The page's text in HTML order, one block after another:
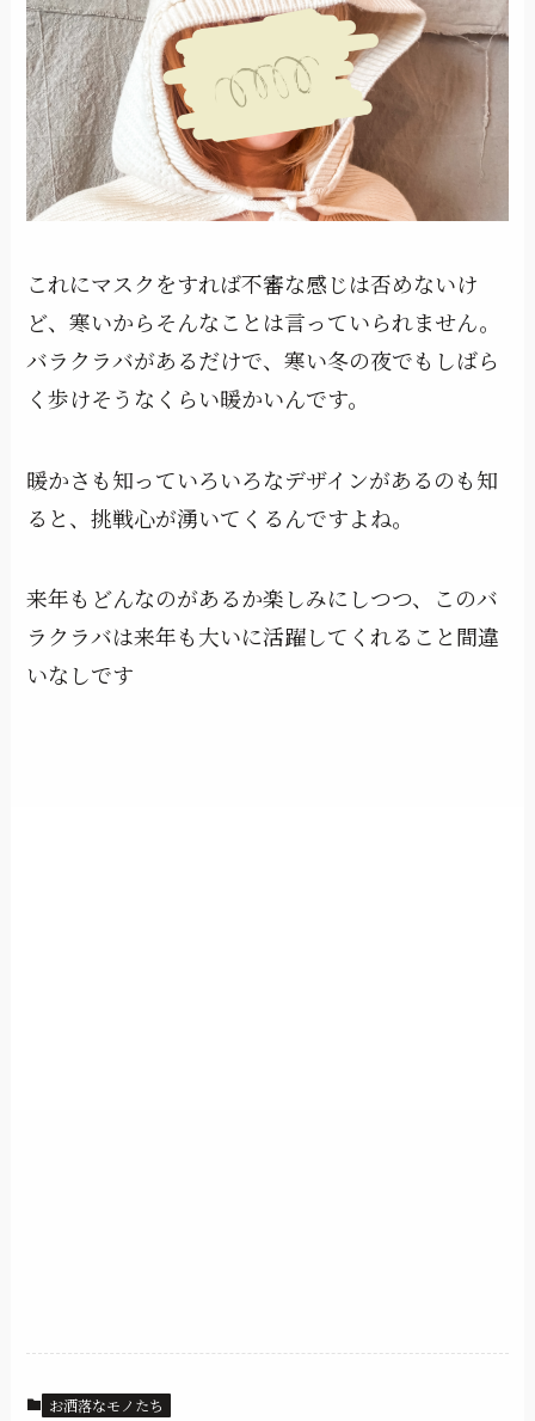
これにマスクをすれば不審な感じは否めないけ
ど、寒いからそんなことは言っていられません。
バラクラバがあるだけで、寒い冬の夜でもしばら
く歩けそうなくらい暖かいんです。
暖かさも知っていろいろなデザインがあるのも知
ると、挑戦心が湧いてくるんですよね。
来年もどんなのがあるか楽しみにしつつ、このバ
ラクラバは来年も大いに活躍してくれること間違
いなしです
お洒落なモノたち